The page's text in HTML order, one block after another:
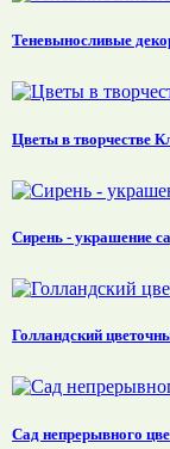
Теневыносливые
Цветы в творчестве
Сирень - украшение
Голландский
Сад непрерывного